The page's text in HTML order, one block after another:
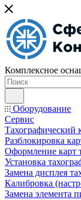
Комплексное
Оборудование
Сервис
Тахографический
Разблокировка
Оформление карт
Установка
Замена дисплея
Калибровка
Замена элемента